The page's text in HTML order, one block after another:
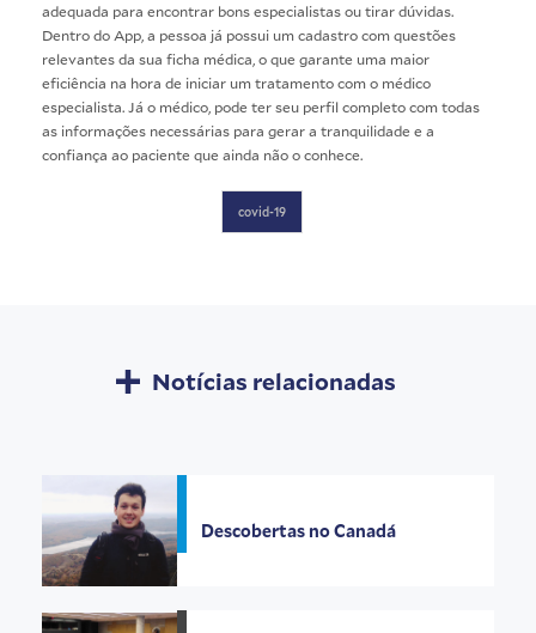
adequada para encontrar bons especialistas ou tirar dúvidas.
Dentro do App, a pessoa já possui um cadastro com questões
relevantes da sua ficha médica, o que garante uma maior
eficiência na hora de iniciar um tratamento com o médico
especialista. Já o médico, pode ter seu perfil completo com todas
as informações necessárias para gerar a tranquilidade e a
confiança ao paciente que ainda não o conhece.
covid-19
Notícias relacionadas
Descobertas no Canadá